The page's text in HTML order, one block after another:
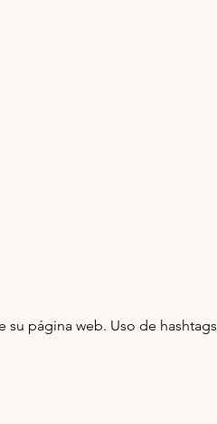
página web. Uso de hashtags